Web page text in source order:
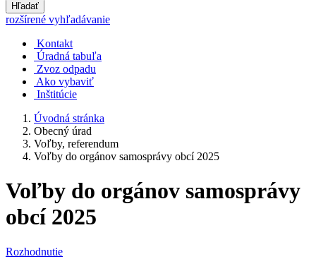
Hľadať
rozšírené vyhľadávanie
Kontakt
Úradná tabuľa
Zvoz odpadu
Ako vybaviť
Inštitúcie
Úvodná stránka
Obecný úrad
Voľby, referendum
Voľby do orgánov samosprávy obcí 2025
Voľby do orgánov samosprávy
obcí 2025
Rozhodnutie